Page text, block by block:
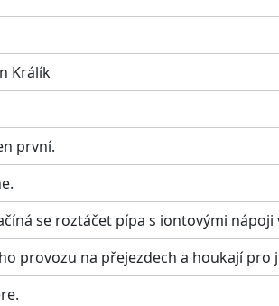
Králík
první.
se roztáčet pípa s iontovými nápoji
provozu na přejezdech a houkají pro